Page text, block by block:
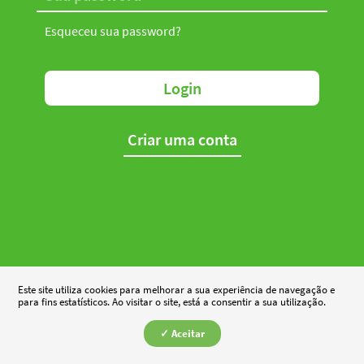
Esqueceu sua password?
Login
Criar uma conta
Este site utiliza cookies para melhorar a sua experiência de navegação e
para fins estatísticos. Ao visitar o site, está a consentir a sua utilização.
✓ Aceitar